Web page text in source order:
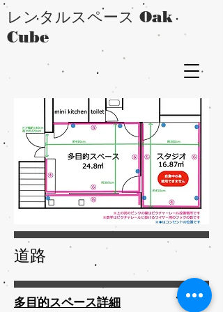
レンタルスペース Oak
Cube
道路
​多目的スペース詳細